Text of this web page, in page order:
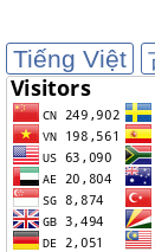
Tiếng Việt